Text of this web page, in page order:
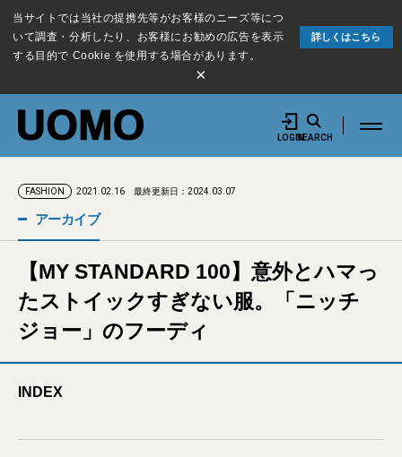
当サイトでは当社の提携先等がお客様のニーズ等につ
いて調査・分析したり、お客様にお勧めの広告を表示
する目的で Cookie を使用する場合があります。
詳しくはこちら
×
LOGINSEARCH
FASHION 2021.02.16 最終更新日：2024.03.07
アーカイブ
【MY STANDARD 100】意外とハマっ
たストイックすぎない服。「ニッチ
ジョー」のフーディ
INDEX